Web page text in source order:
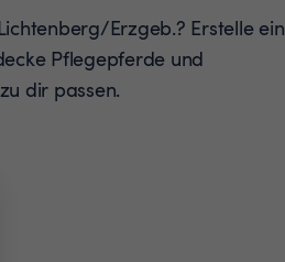
Erzgeb.? Erstelle ein
Pflegepferde und
dir passen.